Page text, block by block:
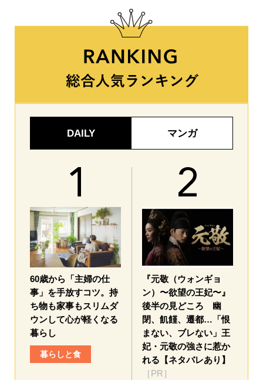
DAILY マンガ
60歳から「主婦の仕
事」を手放すコツ。持
ち物も家事もスリムダ
ウンして心が軽くなる
暮らし
暮らしと食
『元敬（ウォンギョ
ン）〜欲望の王妃〜』
後半の見どころ 幽
閉、飢饉、遷都…「恨
まない、ブレない」王
妃・元敬の強さに惹か
れる【ネタバレあり】
［PR］